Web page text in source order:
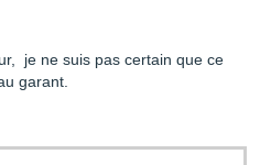
je ne suis pas certain que ce
garant.